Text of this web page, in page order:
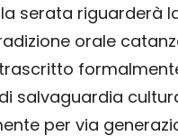
serata riguarderà
orale
salvaguardia
per via